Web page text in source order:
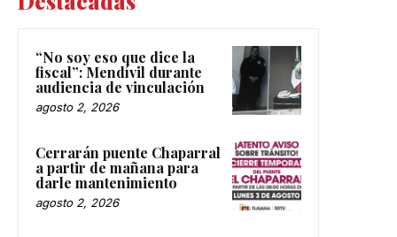
“No soy eso que dice la
fiscal”: Mendívil durante
audiencia de vinculación
agosto 2, 2026
Cerrarán puente Chaparral
a partir de mañana para
darle mantenimiento
agosto 2, 2026